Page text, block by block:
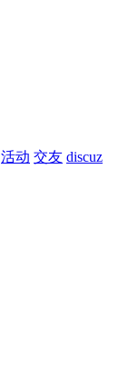
活动 交友 discuz